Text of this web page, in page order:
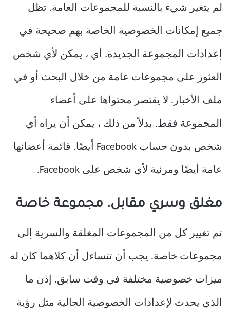
لم يتغير شيء بالنسبة للمجموعات العامة. تظل
جميع إمكانات الخصوصية الخاصة بهم صحيحة في
إعدادات المجموعة الجديدة. أي ، يمكن لأي شخص
العثور على مجموعات عامة من خلال البحث أو في
ملف الأخبار. لا يقتصر محتواها على أعضاء
المجموعة فقط. بدلاً من ذلك ، يمكن أن يراه أي
شخص بدون حساب Facebook أيضًا. قائمة أعضائها
عامة أيضًا ومرئية لأي شخص على Facebook.
مغلق وسري مقابل. مجموعة خاصة
تم تغيير كل من المجموعات المغلقة والسرية إلى
مجموعات خاصة. يجب أن تتساءل أن كلاهما كان له
ميزات خصوصية مختلفة في وقت سابق. إذن ما
الذي يحدث لإعدادات الخصوصية الحالية مثل رؤية